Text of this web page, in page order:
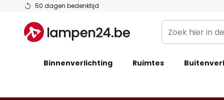
50 dagen bedenktijd
Ga
de
inhoud
Zoek
hier
de
Binnenverlichting Ruimtes